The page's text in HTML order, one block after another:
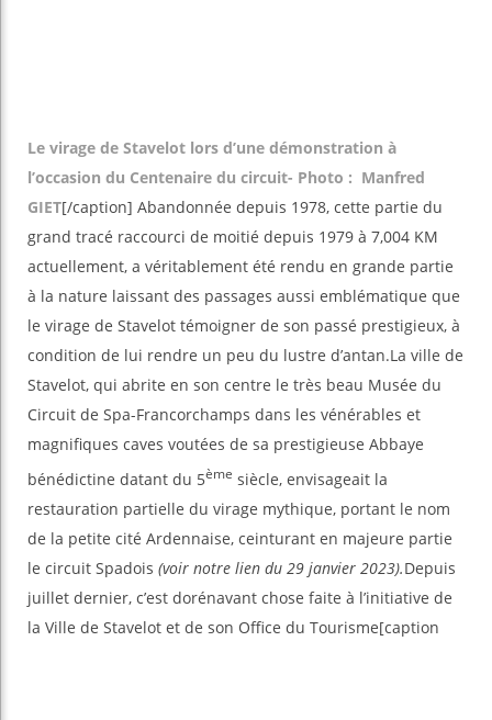
Le virage de Stavelot lors d’une démonstration à
l’occasion du Centenaire du circuit- Photo : Manfred
GIET[/caption] Abandonnée depuis 1978, cette partie du
grand tracé raccourci de moitié depuis 1979 à 7,004 KM
actuellement, a véritablement été rendu en grande partie
à la nature laissant des passages aussi emblématique que
le virage de Stavelot témoigner de son passé prestigieux, à
condition de lui rendre un peu du lustre d’antan.La ville de
Stavelot, qui abrite en son centre le très beau Musée du
Circuit de Spa-Francorchamps dans les vénérables et
magnifiques caves voutées de sa prestigieuse Abbaye
bénédictine datant du 5ème siècle, envisageait la
restauration partielle du virage mythique, portant le nom
de la petite cité Ardennaise, ceinturant en majeure partie
le circuit Spadois (voir notre lien du 29 janvier 2023).Depuis
juillet dernier, c’est dorénavant chose faite à l’initiative de
la Ville de Stavelot et de son Office du Tourisme[caption